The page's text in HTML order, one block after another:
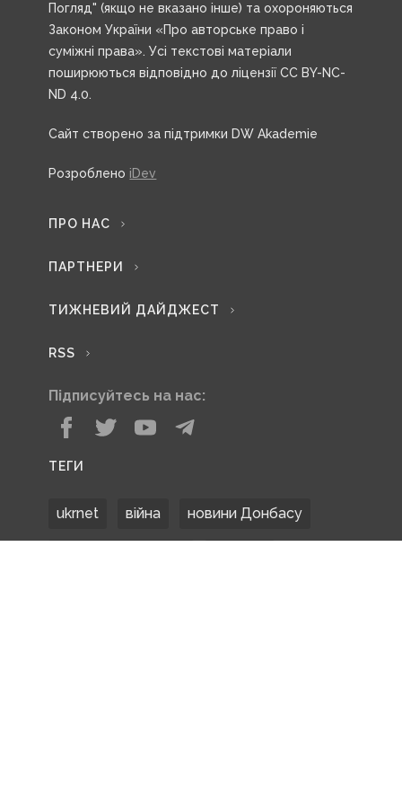
Погляд" (якщо не вказано інше) та охороняються
Законом України «Про авторське право і
суміжні права». Усі текстові матеріали
поширюються відповідно до ліцензії CC BY-NC-
ND 4.0.
Сайт створено за підтримки DW Akademie
Розроблено iDev
ПРО НАС
ПАРТНЕРИ
ТИЖНЕВИЙ ДАЙДЖЕСТ
RSS
Підписуйтесь на нас:
ТЕГИ
ukrnet війна новини Донбасу